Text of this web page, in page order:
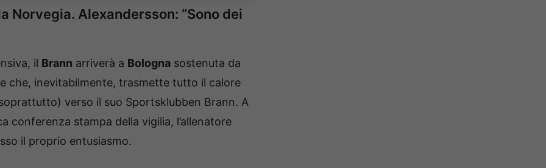
Norvegia. Alexandersson: “Sono dei
il Brann arriverà a Bologna sostenuta da
che, inevitabilmente, trasmette tutto il calore
verso il suo Sportsklubben Brann. A
conferenza stampa della vigilia, l’allenatore
il proprio entusiasmo.